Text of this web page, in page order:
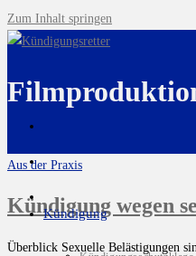
Zum Inhalt springen
Kündigung
Aus der Praxis
Kündigung wegen
Überblick Sexuelle Belästigungen